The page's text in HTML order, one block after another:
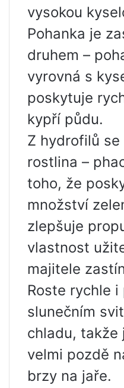
vysokou
Pohanka je
druhem –
vyrovná s
poskytuje
kypří půdu.
Z hydrofilů
rostlina –
toho, že
množství
zlepšuje
vlastnost
majitele
Roste rychle i
slunečním
chladu, takže
velmi pozdě
brzy na jaře.